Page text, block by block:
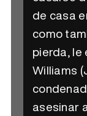
de casa
como
pierda, le
Williams
asesinar